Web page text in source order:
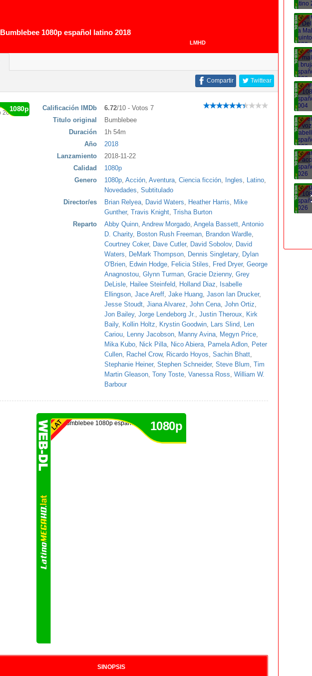
Bumblebee 1080p español latino 2018
LMHD
Twittear
Compartir
1080p Calificación IMDb 6.72/10 - Votos 7
Titulo original
Bumblebee
Duración
1h 54m
Año
2018
Lanzamiento
2018-11-22
Calidad
1080p
Genero
1080p, Acción, Aventura, Ciencia ficción, Ingles, Latino,
Novedades, Subtitulado
Director/es
Brian Relyea, David Waters, Heather Harris, Mike
Gunther, Travis Knight, Trisha Burton
Reparto
Abby Quinn, Andrew Morgado, Angela Bassett, Antonio
D. Charity, Boston Rush Freeman, Brandon Wardle,
Courtney Coker, Dave Cutler, David Sobolov, David
Waters, DeMark Thompson, Dennis Singletary, Dylan
O'Brien, Edwin Hodge, Felicia Stiles, Fred Dryer, George
Anagnostou, Glynn Turman, Gracie Dzienny, Grey
DeLisle, Hailee Steinfeld, Holland Diaz, Isabelle
Ellingson, Jace Areff, Jake Huang, Jason Ian Drucker,
Jesse Stoudt, Jiana Alvarez, John Cena, John Ortiz,
Jon Bailey, Jorge Lendeborg Jr., Justin Theroux, Kirk
Baily, Kollin Holtz, Krystin Goodwin, Lars Slind, Len
Cariou, Lenny Jacobson, Manny Avina, Megyn Price,
Mika Kubo, Nick Pilla, Nico Abiera, Pamela Adlon, Peter
Cullen, Rachel Crow, Ricardo Hoyos, Sachin Bhatt,
Stephanie Heiner, Stephen Schneider, Steve Blum, Tim
Martin Gleason, Tony Toste, Vanessa Ross, William W.
Barbour
1080p
SINOPSIS